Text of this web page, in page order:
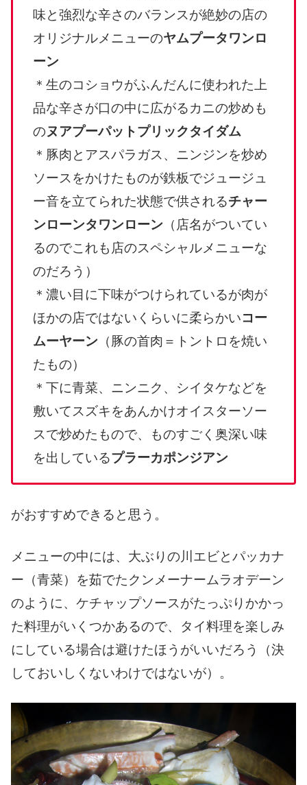
味と強烈な辛さのバランスが絶妙の店の
オリジナルメニューのヤムプータワンロ
ーン
＊生のコショウがふんだんに使われた上
品な辛さが口の中に広がるカニの炒めも
のヌアプーパットプリックタイダム
＊豚肉とアスパラガス、ニンジンを炒め
ソースをかけたものが鉄板でジュージュ
ー音を立てられた状態で供されるチャー
ンローンタワンローン （店名がついてい
るのでこれも店のスペシャルメニューな
のだろう）
＊濃い目に下味がつけられているが肉が
ほかの店ではないくらいに柔らかいコー
ムーヤーン （豚の首肉＝トントロを焼い
たもの）
＊下に青菜、ニンニク、シイタケなどを
敷いてスズキをあんかけオイスターソー
スで炒めたもので、ものすごく奥深い味
を出しているプラーカポンジアン
がおすすめできると思う。
メニューの中には、大ぶりの川エビとパッカナ
ー（青菜）を茹でたクンメーナームラオデーン
のように、ケチャップソースがたっぷりかかっ
た料理がいくつかあるので、タイ料理を楽しみ
にしている場合は避けたほうがいいだろう（決
しておいしくないわけではないが）。